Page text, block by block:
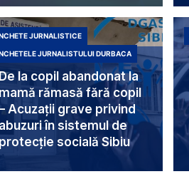
la copil abandonat la
rămasă fără copil
Acuzații grave privind
abuzuri în sistemul de
protecție socială Sibiu
JURNALISTICE
JURNALISTULUI DURBACA